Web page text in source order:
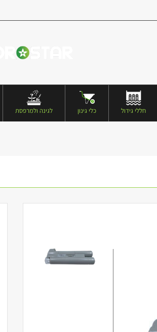
חללי גידול כלי גינון לגינה ולמרפסת